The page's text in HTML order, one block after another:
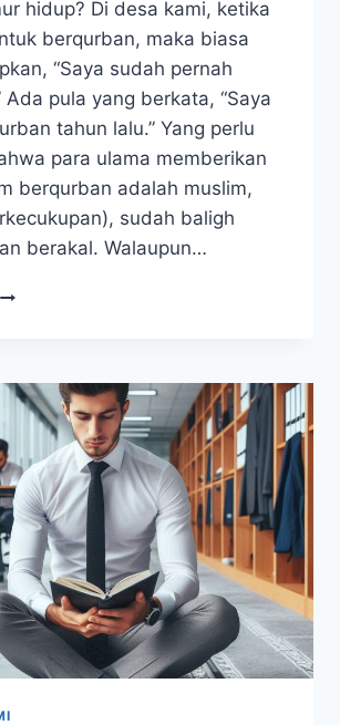
hidup? Di desa kami, ketika
berqurban, maka biasa
“Saya sudah pernah
Ada pula yang berkata, “Saya
tahun lalu.” Yang perlu
para ulama memberikan
berqurban adalah muslim,
sudah baligh
berakal. Walaupun…
IBADAH
CUKUP
SEKALI